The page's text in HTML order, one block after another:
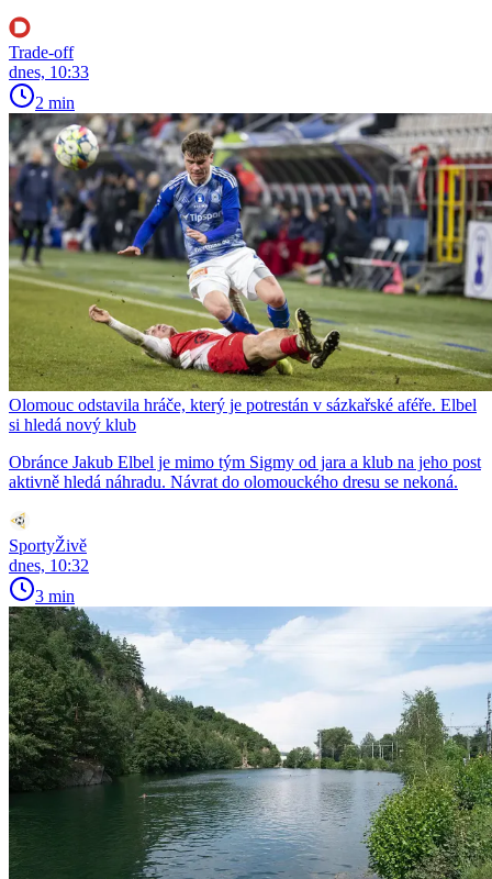
Trade-off
dnes, 10:33
2 min
Olomouc odstavila hráče, který je potrestán v sázkařské aféře. Elbel
si hledá nový klub
Obránce Jakub Elbel je mimo tým Sigmy od jara a klub na jeho post
aktivně hledá náhradu. Návrat do olomouckého dresu se nekoná.
SportyŽivě
dnes, 10:32
3 min